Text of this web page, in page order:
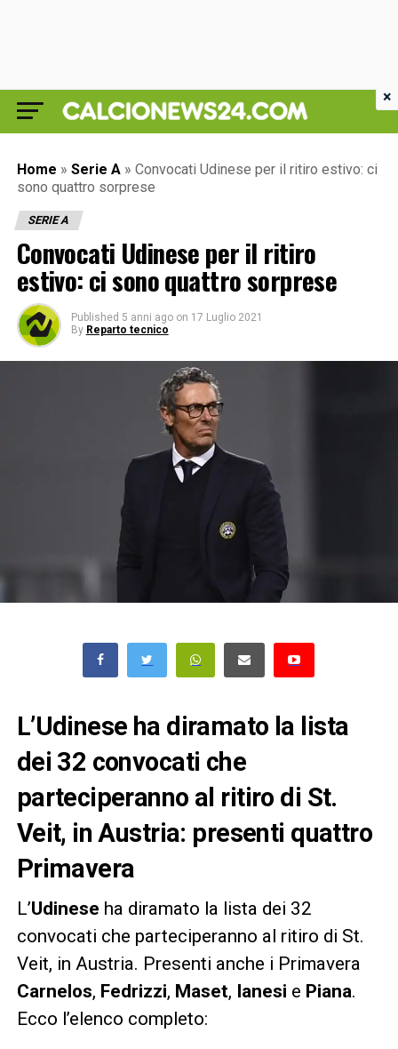
Home » Serie A » Convocati Udinese per il ritiro estivo: ci
sono quattro sorprese
SERIE A
Convocati Udinese per il ritiro
estivo: ci sono quattro sorprese
Published 5 anni ago on 17 Luglio 2021
By Reparto tecnico
L’Udinese ha diramato la lista
dei 32 convocati che
parteciperanno al ritiro di St.
Veit, in Austria: presenti quattro
Primavera
L’Udinese ha diramato la lista dei 32
convocati che parteciperanno al ritiro di St.
Veit, in Austria. Presenti anche i Primavera
Carnelos, Fedrizzi, Maset, Ianesi e Piana.
Ecco l’elenco completo:
×